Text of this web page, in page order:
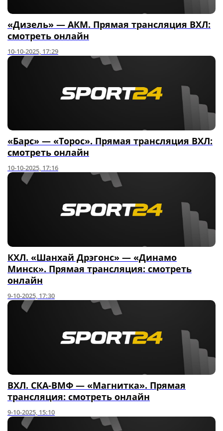
«Дизель» — АКМ. Прямая трансляция ВХЛ:
смотреть онлайн
10-10-2025, 17:29
«Барс» — «Торос». Прямая трансляция ВХЛ:
смотреть онлайн
10-10-2025, 17:16
КХЛ. «Шанхай Дрэгонс» — «Динамо
Минск». Прямая трансляция: смотреть
онлайн
9-10-2025, 17:30
ВХЛ. СКА-ВМФ — «Магнитка». Прямая
трансляция: смотреть онлайн
9-10-2025, 15:10